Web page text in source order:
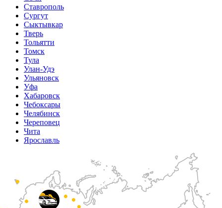
Ставрополь
Сургут
Сыктывкар
Тверь
Тольятти
Томск
Тула
Улан-Удэ
Ульяновск
Уфа
Хабаровск
Чебоксары
Челябинск
Череповец
Чита
Ярославль